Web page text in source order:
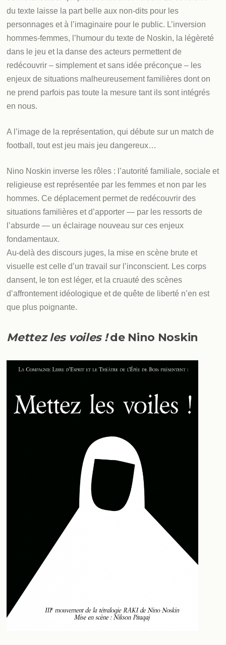
du texte laisse la part belle aux non-dits pour les
personnages et à l’imaginaire pour le public. L’inversion
hommes-femmes, l’humour du texte de Noskin, la légèreté
dans le jeu et la danse des acteurs permettent de
redécouvrir – simplement et sans idée préconçue – les
enjeux de situations malheureusement familières dont on
ne prend parfois pas toute la mesure tant ils sont intégrés
en nous.
A l’image de la représentation, qui débute sur un match de
football, tout est jeu mais jeu dangereux…
Nino Noskin inverse les rôles : l’autorité familiale, sociale et
religieuse est représentée par les femmes et non par les
hommes. Ce déplacement permet de redécouvrir des
situations familières et d’apporter — par les ressorts de
l’absurde — un éclairage nouveau sur ces enjeux
fondamentaux.
Au-delà des discours juges, la mise en scène brute et
visuelle est celle d’un travail sur l’inconscient. Les corps
dansent, le ton est léger, et la cruauté des scènes
d’affrontement idéologique et de quête de liberté n’en est
que plus poignante.
Mettez les voiles !de Nino Noskin